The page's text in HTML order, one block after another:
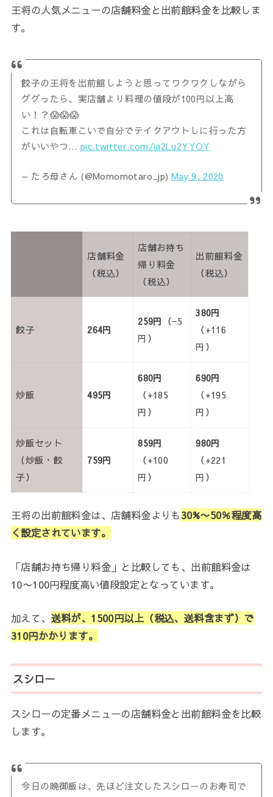
王将の人気メニューの店舗料金と出前館料金を比較しま
す。
餃子の王将を出前館しようと思ってワクワクしながら
ググったら、実店舗より料理の値段が100円以上高
い！？😱😱😱
これは自転車こいで自分でテイクアウトしに行った方
がいいやつ… pic.twitter.com/ia2Lu2YYOY
— たろ母さん (@Momomotaro_jp) May 9, 2020
店舗料金
（税込）
店舗お持ち
帰り料金
（税込）
出前館料金
（税込）
餃子 264円
259円 （−5
円）
380円
（+116
円）
炒飯 495円
680円
（+185
円）
690円
（+195
円）
炒飯セット
（炒飯・餃
子）
759円
859円
（+100
円）
980円
（+221
円）
王将の出前館料金は、店舗料金よりも30%〜50％程度高
く設定されています。
「店舗お持ち帰り料金」と比較しても、出前館料金は
10〜100円程度高い値段設定となっています。
加えて、 送料が、1500円以上（税込、送料含まず）で
310円かかります。
スシロー
スシローの定番メニューの店舗料金と出前館料金を比較
します。
今日の晩御飯は、先ほど注文したスシローのお寿司で